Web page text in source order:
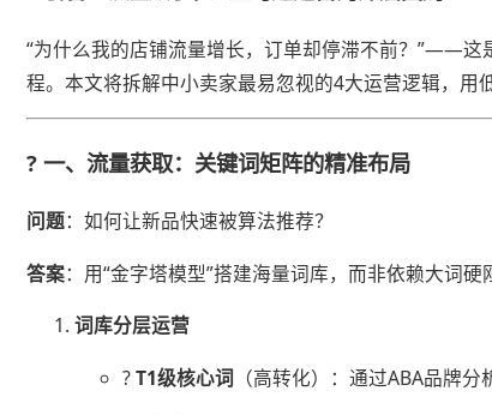
“为什么我的店铺流量增长，订单却停滞不前？”——这
程。本文将拆解中小卖家最易忽视的4大运营逻辑，用
? ​​一、流量获取：关键词矩阵的精准布局​
​问题​​：如何让新品快速被算法推荐？
​答案​：用“金字塔模型”搭建海量词库，而非依赖大词硬
​词库分层运营​
? ​​T1级核心词​ （高转化）：通过ABA品牌